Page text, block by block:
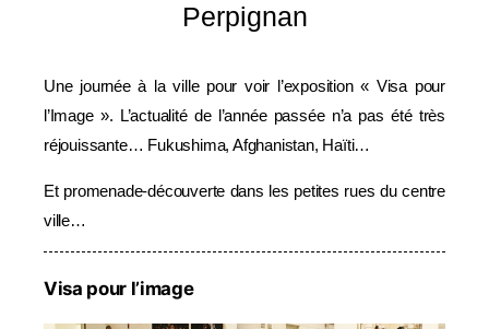
Perpignan
Une journée à la ville pour voir l’exposition « Visa pour
l’Image ». L’actualité de l’année passée n’a pas été très
réjouissante… Fukushima, Afghanistan, Haïti…
Et promenade-découverte dans les petites rues du centre
ville…
Visa pour l’image